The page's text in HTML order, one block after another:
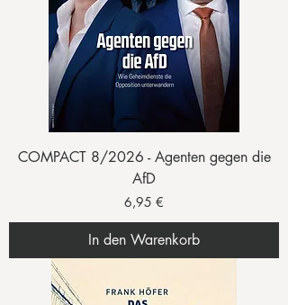
COMPACT 8/2026 - Agenten gegen die
AfD
Preis
6,95 €
In den Warenkorb